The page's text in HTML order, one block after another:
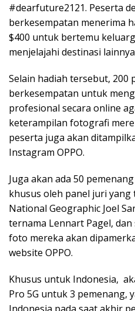
#dearfuture2121. Peserta
berkesempatan menerima
$400 untuk bertemu
menjelajahi destinasi
Selain hadiah tersebut, 200
berkesempatan untuk
profesional secara online
keterampilan fotografi
peserta juga akan
Instagram OPPO.
Juga akan ada 50
khusus oleh panel juri
National Geographic Joel
ternama Lennart Pagel,
foto mereka akan
website OPPO.
Khusus untuk Indonesia,
Pro 5G untuk 3 pemenang,